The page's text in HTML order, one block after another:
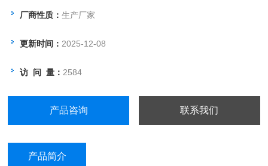
厂商性质：生产厂家
更新时间：2025-12-08
访 问 量：2584
产品咨询 联系我们
产品简介